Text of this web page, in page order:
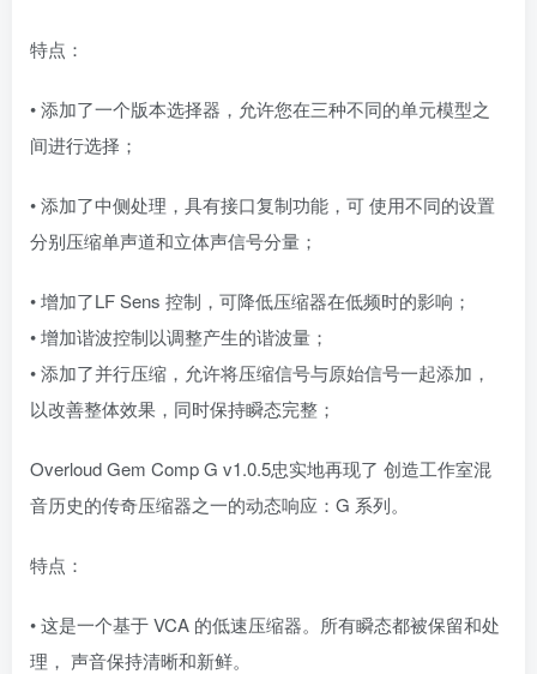
特点：
• 添加了一个版本选择器，允许您在三种不同的单元模型之
间进行选择；
• 添加了中侧处理，具有接口复制功能，可 使用不同的设置
分别压缩单声道和立体声信号分量；
• 增加了LF Sens 控制，可降低压缩器在低频时的影响；
• 增加谐波控制以调整产生的谐波量；
• 添加了并行压缩，允许将压缩信号与原始信号一起添加，
以改善整体效果，同时保持瞬态完整；
Overloud Gem Comp G v1.0.5忠实地再现了 创造工作室混
音历史的传奇压缩器之一的动态响应：G 系列。
特点：
• 这是一个基于 VCA 的低速压缩器。所有瞬态都被保留和处
理， 声音保持清晰和新鲜。